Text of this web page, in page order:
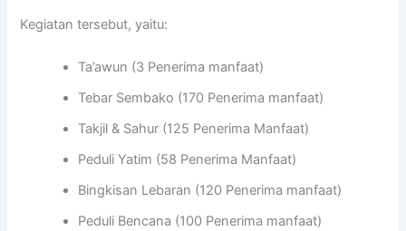
Kegiatan tersebut, yaitu:
Ta’awun (3 Penerima manfaat)
Tebar Sembako (170 Penerima manfaat)
Takjil & Sahur (125 Penerima Manfaat)
Peduli Yatim (58 Penerima Manfaat)
Bingkisan Lebaran (120 Penerima manfaat)
Peduli Bencana (100 Penerima manfaat)